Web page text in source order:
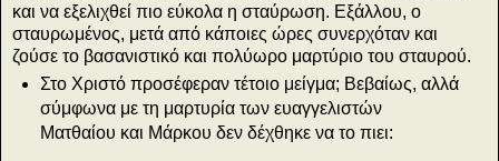
και να εξελιχθεί πιο εύκολα η σταύρωση. Εξάλλου, ο
σταυρωμένος, μετά από κάποιες ώρες συνερχόταν και
ζούσε το βασανιστικό και πολύωρο μαρτύριο του σταυρού.
Στο Χριστό προσέφεραν τέτοιο μείγμα; Βεβαίως, αλλά
σύμφωνα με τη μαρτυρία των ευαγγελιστών
Ματθαίου και Μάρκου δεν δέχθηκε να το πιει: